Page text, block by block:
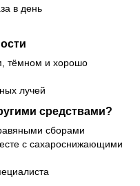
в день
тёмном и хорошо
лучей
средствами?
сборами
с сахароснижающими